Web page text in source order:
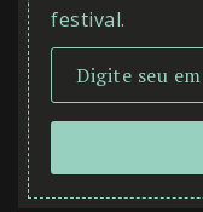
festival.